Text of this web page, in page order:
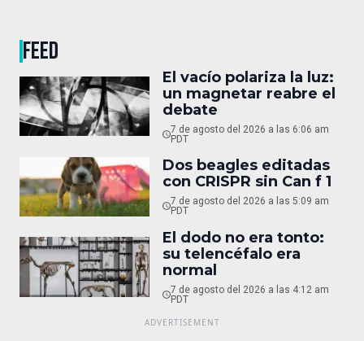
FEED
El vacío polariza la luz:
un magnetar reabre el
debate
7 de agosto del 2026 a las 6:06 am
PDT
Dos beagles editadas
con CRISPR sin Can f 1
7 de agosto del 2026 a las 5:09 am
PDT
El dodo no era tonto:
su telencéfalo era
normal
7 de agosto del 2026 a las 4:12 am
PDT